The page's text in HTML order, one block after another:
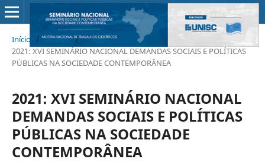
Início / Acervo /
2021: XVI SEMINÁRIO NACIONAL DEMANDAS SOCIAIS E POLÍTICAS
PÚBLICAS NA SOCIEDADE CONTEMPORÂNEA
2021: XVI SEMINÁRIO NACIONAL
DEMANDAS SOCIAIS E POLÍTICAS
PÚBLICAS NA SOCIEDADE
CONTEMPORÂNEA